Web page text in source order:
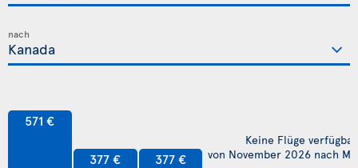
nach
571 €
377 € 377 €
Keine Flüge verfügbar
von November 2026 nach